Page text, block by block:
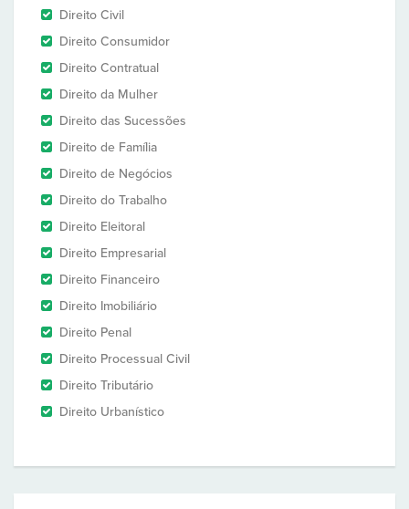
Direito Civil
Direito Consumidor
Direito Contratual
Direito da Mulher
Direito das Sucessões
Direito de Família
Direito de Negócios
Direito do Trabalho
Direito Eleitoral
Direito Empresarial
Direito Financeiro
Direito Imobiliário
Direito Penal
Direito Processual Civil
Direito Tributário
Direito Urbanístico